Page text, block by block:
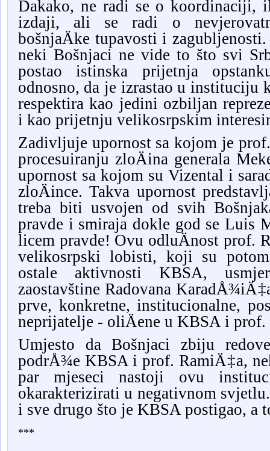
Dakako, ne radi se o koordinaciji,
izdaji, ali se radi o
bošnjaÄke tupavosti i
neki Bošnjaci ne vide to što svi
postao istinska prijetnja
odnosno, da je izrastao u instituciju
respektira kao jedini ozbiljan
i kao prijetnju velikosrpskim
Zadivljuje upornost sa kojom je
procesuiranju zloÄina generala
upornost sa kojom su Vizental i
zloÄince. Takva upornost
treba biti usvojen od svih
pravde i smiraja dokle god se Luis
licem pravde! Ovu odluÄnost prof.
velikosrpski lobisti, koji su
ostale aktivnosti KBSA,
zaostavštine Radovana
prve, konkretne, institucionalne,
neprijatelje - oliÄene u KBSA i
Umjesto da Bošnjaci zbiju
podrÅ¾e KBSA i prof. RamiÄ‡a,
par mjeseci nastoji ovu
okarakterizirati u negativnom
i sve drugo što je KBSA postigao, a
***